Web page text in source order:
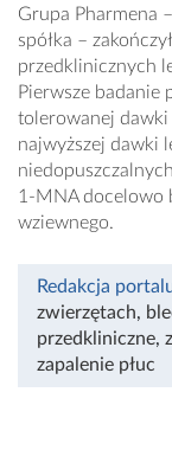
Grupa Pharmena
spółka –
przedklinicznych
Pierwsze badanie
tolerowanej
najwyższej dawki
1-MNA docelowo
wziewnego.
Redakcja
zwierzętach,
przedkliniczne,
zapalenie płuc